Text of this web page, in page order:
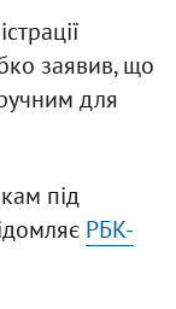
заявив, що
для
під
РБК-